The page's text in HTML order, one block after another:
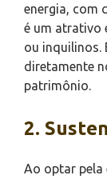
energia, com
é um atrativo
ou inquilinos.
diretamente
patrimônio.
2.
Ao optar pela